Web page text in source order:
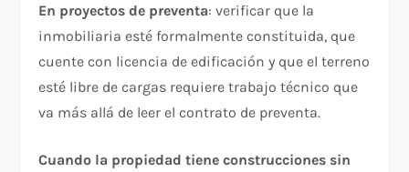
En proyectos de preventa: verificar que la
inmobiliaria esté formalmente constituida, que
cuente con licencia de edificación y que el terreno
esté libre de cargas requiere trabajo técnico que
va más allá de leer el contrato de preventa.
Cuando la propiedad tiene construcciones sin